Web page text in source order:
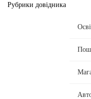
Рубрики довідника